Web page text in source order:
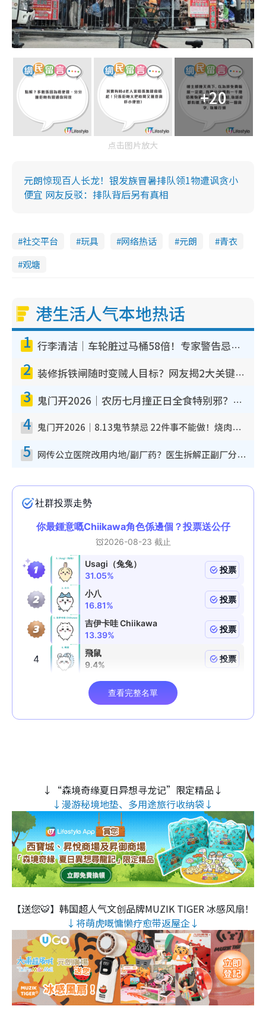
+20
点击图片放大
元朗惊现百人长龙！银发族冒暑排队领1物遭讽贪小
便宜 网友反驳：排队背后另有真相
社交平台 玩具 网络热话 元朗
青衣
观塘
港生活人气本地热话
1 行李清洁｜车轮脏过马桶58倍！专家警告忌用酒精擦 教1招免脏手除菌
2 装修拆铁闸随时变贼人目标？网友揭2大关键用途：装新款等于白装？附新旧铁闸分别
3 鬼门开2026｜农历七月撞正日全食特别邪？专家警告切忌做一事！揭4大禁忌+2招保平安
4 鬼门开2026｜8.13鬼节禁忌 22件事不能做！烧肉、刺身要少食？半夜勿吹口哨/打给个电话
5 网传公立医院改用内地/副厂药？医生拆解正副厂分别，揭4类人换药随时出事
↓“森境奇缘夏日异想寻龙记”限定精品↓
↓漫游秘境地垫、多用途旅行收纳袋↓
【送您🐯】韩国超人气文创品牌MUZIK TIGER 冰感风扇！
↓将萌虎嘅慵懒疗愈带返屋企↓